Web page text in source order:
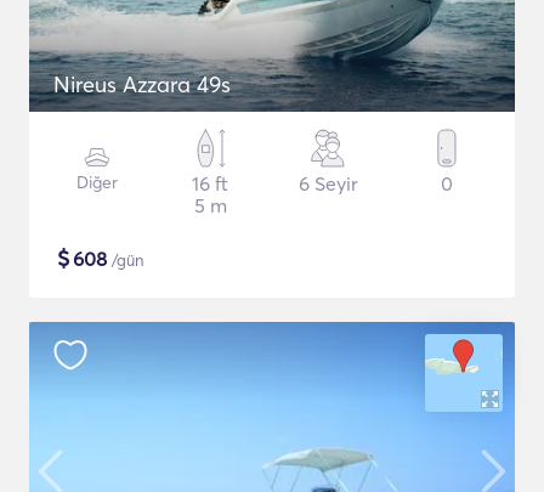
Nireus Azzara 49s
Diğer
16 ft
5 m
6 Seyir 0
$608 /gün